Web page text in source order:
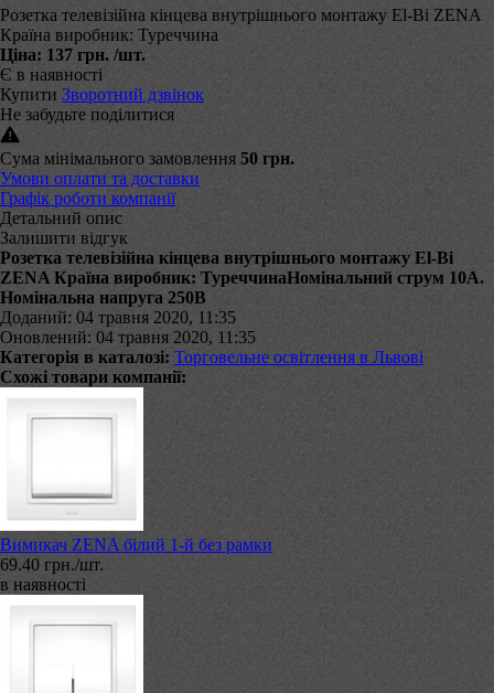
Розетка телевізійна кінцева внутрішнього монтажу El-Bi ZENA
Країна виробник: Туреччина
Ціна: 137 грн. /шт.
Є в наявності
Купити Зворотний дзвінок
Не забудьте поділитися
Сума мінімального замовлення 50 грн.
Умови оплати та доставки
Графік роботи компанії
Детальний опис
Залишити відгук
Розетка телевізійна кінцева внутрішнього монтажу El-Bi
ZENA Країна виробник: ТуреччинаНомінальний струм 10А.
Номінальна напруга 250В
Доданий: 04 травня 2020, 11:35
Оновлений: 04 травня 2020, 11:35
Категорія в каталозі: Торговельне освітлення в Львові
Схожі товари компанії:
Вимикач ZENA білий 1-й без рамки
69.40 грн./шт.
в наявності